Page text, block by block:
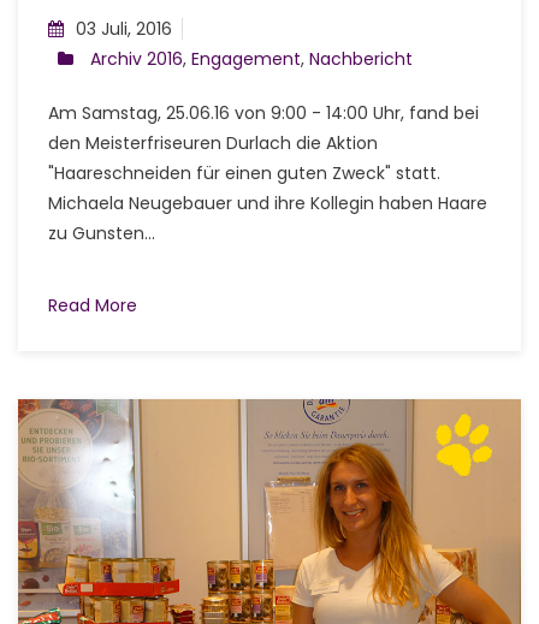
03 Juli, 2016
Archiv 2016, Engagement, Nachbericht
Am Samstag, 25.06.16 von 9:00 - 14:00 Uhr, fand bei
den Meisterfriseuren Durlach die Aktion
"Haareschneiden für einen guten Zweck" statt.
Michaela Neugebauer und ihre Kollegin haben Haare
zu Gunsten...
Read More